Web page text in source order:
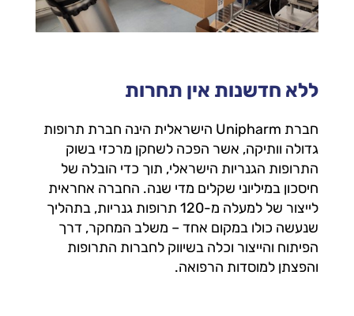
ללא חדשנות אין תחרות
חברת Unipharm הישראלית הינה חברת תרופות
גדולה וותיקה, אשר הפכה לשחקן מרכזי בשוק
התרופות הגנריות הישראלי, תוך כדי הובלה של
חיסכון במיליוני שקלים מדי שנה. החברה אחראית
לייצור של למעלה מ-120 תרופות גנריות, בתהליך
שנעשה כולו במקום אחד – משלב המחקר, דרך
הפיתוח והייצור וכלה בשיווק לחברות התרופות
והפצתן למוסדות הרפואה.